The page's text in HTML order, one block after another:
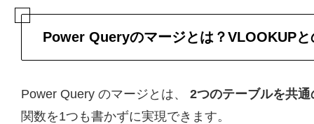
Power Queryのマージとは？VLOOKUPと
Power Query のマージとは、 2つのテーブルを共
関数を1つも書かずに実現できます。